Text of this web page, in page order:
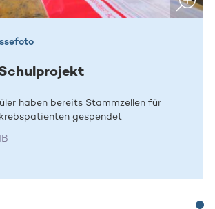
haben bereits Stammzellen für
gespendet